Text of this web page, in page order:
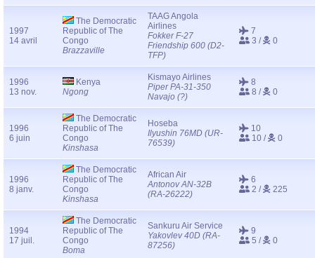
1997
14 avril
The Democratic
Republic of The
Congo
Brazzaville
TAAG Angola
Airlines
Fokker F-27
Friendship 600 (D2-
TFP)
7
3 /
0
1996
13 nov.
Kenya
Ngong
Kismayo Airlines
Piper PA-31-350
Navajo (?)
8
8 /
0
1996
6 juin
The Democratic
Republic of The
Congo
Kinshasa
Hoseba
Ilyushin 76MD (UR-
76539)
10
10 /
0
1996
8 janv.
The Democratic
Republic of The
Congo
Kinshasa
African Air
Antonov AN-32B
(RA-26222)
6
2 /
225
1994
17 juil.
The Democratic
Republic of The
Congo
Boma
Sankuru Air Service
Yakovlev 40D (RA-
87256)
9
5 /
0